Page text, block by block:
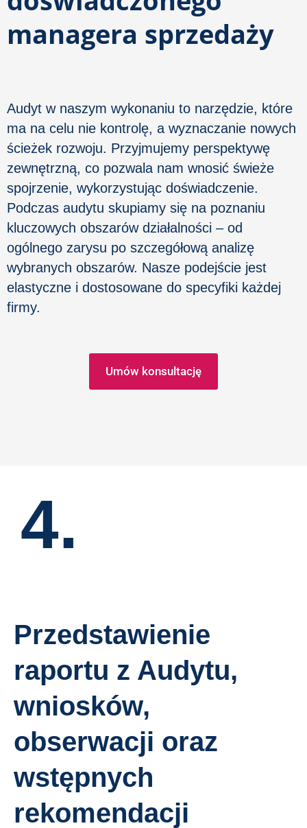
managera sprzedaży
Audyt w naszym wykonaniu to narzędzie, które
ma na celu nie kontrolę, a wyznaczanie nowych
ścieżek rozwoju. Przyjmujemy perspektywę
zewnętrzną, co pozwala nam wnosić świeże
spojrzenie, wykorzystując doświadczenie.
Podczas audytu skupiamy się na poznaniu
kluczowych obszarów działalności – od
ogólnego zarysu po szczegółową analizę
wybranych obszarów. Nasze podejście jest
elastyczne i dostosowane do specyfiki każdej
firmy.
Umów konsultację
4.
Przedstawienie
raportu z Audytu,
wniosków,
obserwacji oraz
wstępnych
rekomendacji